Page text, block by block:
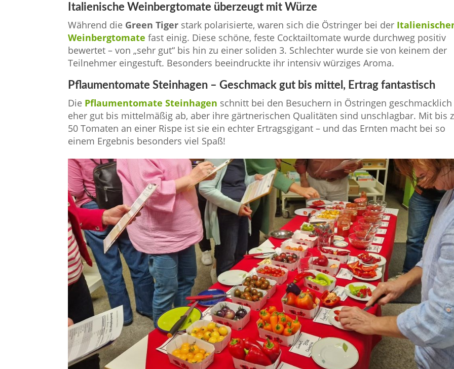
Italienische Weinbergtomate überzeugt mit Würze
Während die Green Tiger stark polarisierte, waren sich die Östringer bei der
Weinbergtomate fast einig. Diese schöne, feste Cocktailtomate wurde durchweg positiv
bewertet – von „sehr gut“ bis hin zu einer soliden 3. Schlechter wurde sie von keinem der
Teilnehmer eingestuft. Besonders beeindruckte ihr intensiv würziges Aroma.
Pflaumentomate Steinhagen – Geschmack gut bis mittel, Ertrag fantastisch
Die Pflaumentomate Steinhagen schnitt bei den Besuchern in Östringen geschmacklich
eher gut bis mittelmäßig ab, aber ihre gärtnerischen Qualitäten sind unschlagbar. Mit bis
50 Tomaten an einer Rispe ist sie ein echter Ertragsgigant – und das Ernten macht bei so
einem Ergebnis besonders viel Spaß!